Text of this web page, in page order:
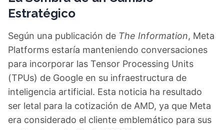
Estratégico
Según una publicación de The Information, Meta
Platforms estaría manteniendo conversaciones
para incorporar las Tensor Processing Units
(TPUs) de Google en su infraestructura de
inteligencia artificial. Esta noticia ha resultado
ser letal para la cotización de AMD, ya que Meta
era considerado el cliente emblemático para sus